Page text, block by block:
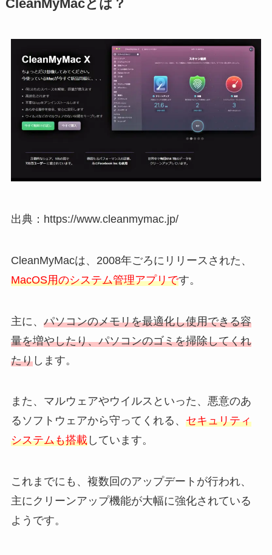
CleanMyMacとは？
出典：https://www.cleanmymac.jp/
CleanMyMacは、2008年ごろにリリースされた、
MacOS用のシステム管理アプリです。
主に、 パソコンのメモリを最適化し使用できる容
量を増やしたり、パソコンのゴミを掃除してくれ
たりします。
また、マルウェアやウイルスといった、悪意のあ
るソフトウェアから守ってくれる、 セキュリティ
システムも搭載しています。
これまでにも、複数回のアップデートが行われ、
主にクリーンアップ機能が大幅に強化されている
ようです。